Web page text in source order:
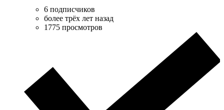
6 подписчиков
более трёх лет назад
1775 просмотров